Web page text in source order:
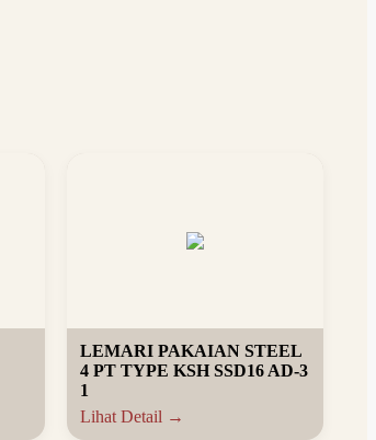
LEMARI PAKAIAN STEEL
4 PT TYPE KSH SSD16 AD-3
1
Lihat Detail →